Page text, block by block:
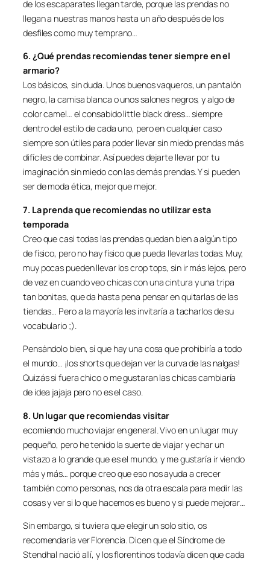
de los escaparates llegan tarde, porque las prendas no
llegan a nuestras manos hasta un año después de los
desfiles como muy temprano…
6. ¿Qué prendas recomiendas tener siempre en el
armario?
Los básicos, sin duda. Unos buenos vaqueros, un pantalón
negro, la camisa blanca o unos salones negros, y algo de
color camel… el consabido little black dress… siempre
dentro del estilo de cada uno, pero en cualquier caso
siempre son útiles para poder llevar sin miedo prendas más
difíciles de combinar. Así puedes dejarte llevar por tu
imaginación sin miedo con las demás prendas. Y si pueden
ser de moda ética, mejor que mejor.
7. La prenda que recomiendas no utilizar esta
temporada
Creo que casi todas las prendas quedan bien a algún tipo
de físico, pero no hay físico que pueda llevarlas todas. Muy,
muy pocas pueden llevar los crop tops, sin ir más lejos, pero
de vez en cuando veo chicas con una cintura y una tripa
tan bonitas, que da hasta pena pensar en quitarlas de las
tiendas… Pero a la mayoría les invitaría a tacharlos de su
vocabulario ;).
Pensándolo bien, sí que hay una cosa que prohibiría a todo
el mundo… ¡los shorts que dejan ver la curva de las nalgas!
Quizás si fuera chico o me gustaran las chicas cambiaría
de idea jajaja pero no es el caso.
8. Un lugar que recomiendas visitar
ecomiendo mucho viajar en general. Vivo en un lugar muy
pequeño, pero he tenido la suerte de viajar y echar un
vistazo a lo grande que es el mundo, y me gustaría ir viendo
más y más… porque creo que eso nos ayuda a crecer
también como personas, nos da otra escala para medir las
cosas y ver si lo que hacemos es bueno y si puede mejorar…
Sin embargo, si tuviera que elegir un solo sitio, os
recomendaría ver Florencia. Dicen que el Síndrome de
Stendhal nació allí, y los florentinos todavía dicen que cada